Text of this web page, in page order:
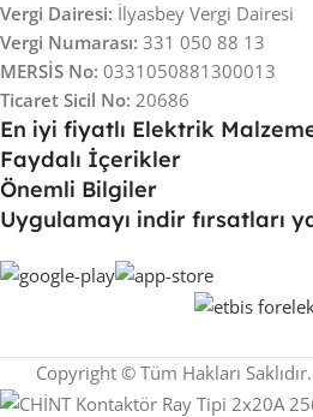
Vergi Dairesi: İlyasbey Vergi Dairesi
Vergi Numarası: 331 050 88 13
MERSİS No: 0331050881300013
Ticaret Sicil No: 20686
En iyi fiyatlı Elektrik
Faydalı İçerikler
Önemli Bilgiler
Uygulamayı indir fırsatları
Copyright © Tüm Hakları